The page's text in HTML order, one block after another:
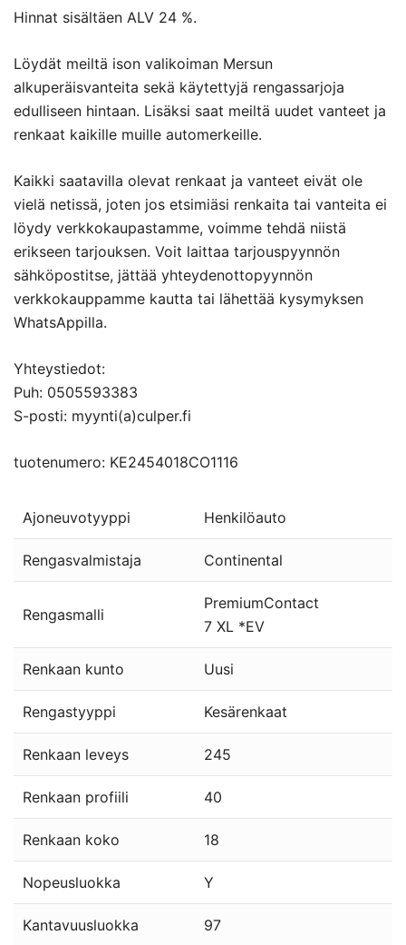
Hinnat sisältäen ALV 24 %.
Löydät meiltä ison valikoiman Mersun
alkuperäisvanteita sekä käytettyjä rengassarjoja
edulliseen hintaan. Lisäksi saat meiltä uudet vanteet ja
renkaat kaikille muille automerkeille.
Kaikki saatavilla olevat renkaat ja vanteet eivät ole
vielä netissä, joten jos etsimiäsi renkaita tai vanteita ei
löydy verkkokaupastamme, voimme tehdä niistä
erikseen tarjouksen. Voit laittaa tarjouspyynnön
sähköpostitse, jättää yhteydenottopyynnön
verkkokauppamme kautta tai lähettää kysymyksen
WhatsAppilla.
Yhteystiedot:
Puh: 0505593383
S-posti: myynti(a)culper.fi
tuotenumero: KE2454018CO1116
Ajoneuvotyyppi Henkilöauto
Rengasvalmistaja Continental
Rengasmalli
PremiumContact
7 XL *EV
Renkaan kunto Uusi
Rengastyyppi Kesärenkaat
Renkaan leveys 245
Renkaan profiili 40
Renkaan koko 18
Nopeusluokka Y
Kantavuusluokka 97